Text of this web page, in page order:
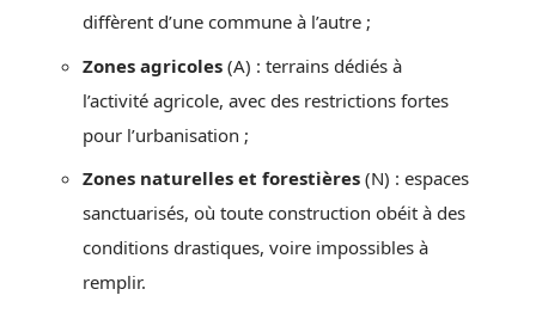
diffèrent d’une commune à l’autre ;
Zones agricoles (A) : terrains dédiés à
l’activité agricole, avec des restrictions fortes
pour l’urbanisation ;
Zones naturelles et forestières (N) : espaces
sanctuarisés, où toute construction obéit à des
conditions drastiques, voire impossibles à
remplir.